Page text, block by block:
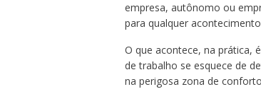
empresa, autônomo ou
para qualquer
O que acontece, na prática,
de trabalho se esquece de
na perigosa zona de